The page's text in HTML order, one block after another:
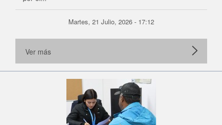
Martes, 21 Julio, 2026 - 17:12
Ver más